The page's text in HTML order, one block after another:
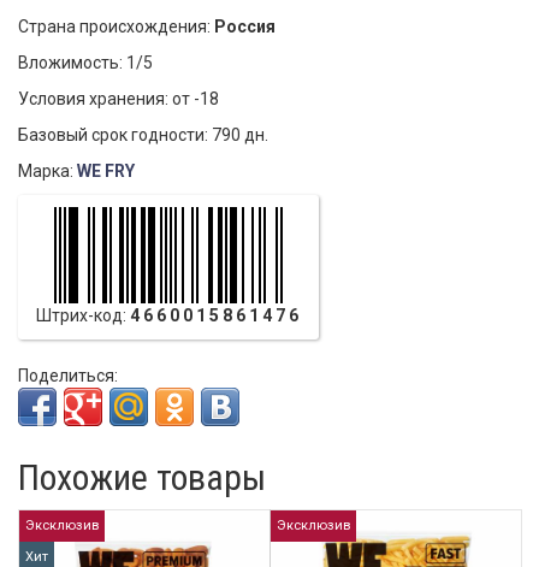
Страна происхождения: Россия
Вложимость: 1/5
Условия хранения: от -18
Базовый срок годности: 790 дн.
Марка: WE FRY
Штрих-код: 4660015861476
Поделиться:
Похожие товары
Эксклюзив
Хит
Эксклюзив